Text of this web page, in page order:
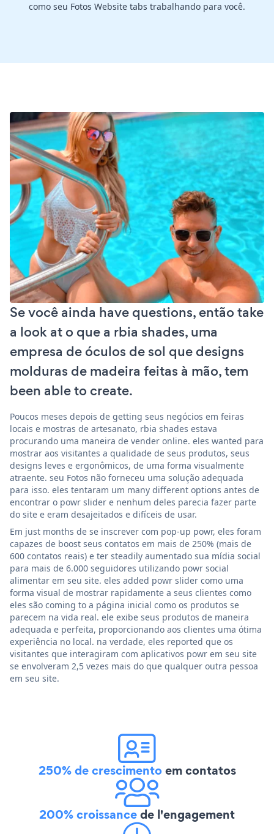
como seu Fotos Website tabs trabalhando para você.
Se você ainda have questions, então take
a look at o que a rbia shades, uma
empresa de óculos de sol que designs
molduras de madeira feitas à mão, tem
been able to create.
Poucos meses depois de getting seus negócios em feiras
locais e mostras de artesanato, rbia shades estava
procurando uma maneira de vender online. eles wanted para
mostrar aos visitantes a qualidade de seus produtos, seus
designs leves e ergonômicos, de uma forma visualmente
atraente. seu Fotos não forneceu uma solução adequada
para isso. eles tentaram um many different options antes de
encontrar o powr slider e nenhum deles parecia fazer parte
do site e eram desajeitados e difíceis de usar.
Em just months de se inscrever com pop-up powr, eles foram
capazes de boost seus contatos em mais de 250% (mais de
600 contatos reais) e ter steadily aumentado sua mídia social
para mais de 6.000 seguidores utilizando powr social
alimentar em seu site. eles added powr slider como uma
forma visual de mostrar rapidamente a seus clientes como
eles são coming to a página inicial como os produtos se
parecem na vida real. ele exibe seus produtos de maneira
adequada e perfeita, proporcionando aos clientes uma ótima
experiência no local. na verdade, eles reported que os
visitantes que interagiram com aplicativos powr em seu site
se envolveram 2,5 vezes mais do que qualquer outra pessoa
em seu site.
250% de crescimentoem contatos
200% croissancede l'engagement